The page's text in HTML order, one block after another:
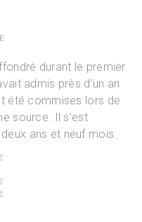
durant le premier
admis près d’un an
été commises lors de
source. Il s’est
ans et neuf mois.